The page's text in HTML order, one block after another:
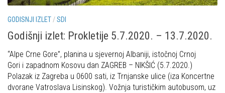
GODISNJI IZLET /SDI
Godišnji izlet: Prokletije 5.7.2020. – 13.7.2020.
“Alpe Crne Gore”, planina u sjevernoj Albaniji, istočnoj Crnoj
Gori i zapadnom Kosovu dan ZAGREB – NIKŠIĆ (5.7.2020.)
Polazak iz Zagreba u 0600 sati, iz Trnjanske ulice (iza Koncertne
dvorane Vatroslava Lisinskog). Vožnja turističkim autobusom, uz